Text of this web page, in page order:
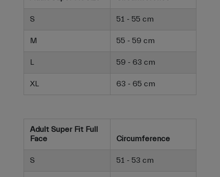
S 51 - 55 cm
M 55 - 59 cm
L 59 - 63 cm
XL 63 - 65 cm
Adult Super Fit Full
Face
Circumference
S 51 - 53 cm